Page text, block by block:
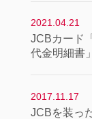
2021.04.21
JCBカード
代金明細書
2017.11.17
JCBを装っ